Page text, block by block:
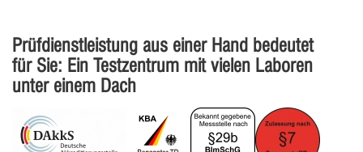
Prüfdienstleistung aus einer Hand bedeutet
für Sie: Ein Testzentrum mit vielen Laboren
unter einem Dach